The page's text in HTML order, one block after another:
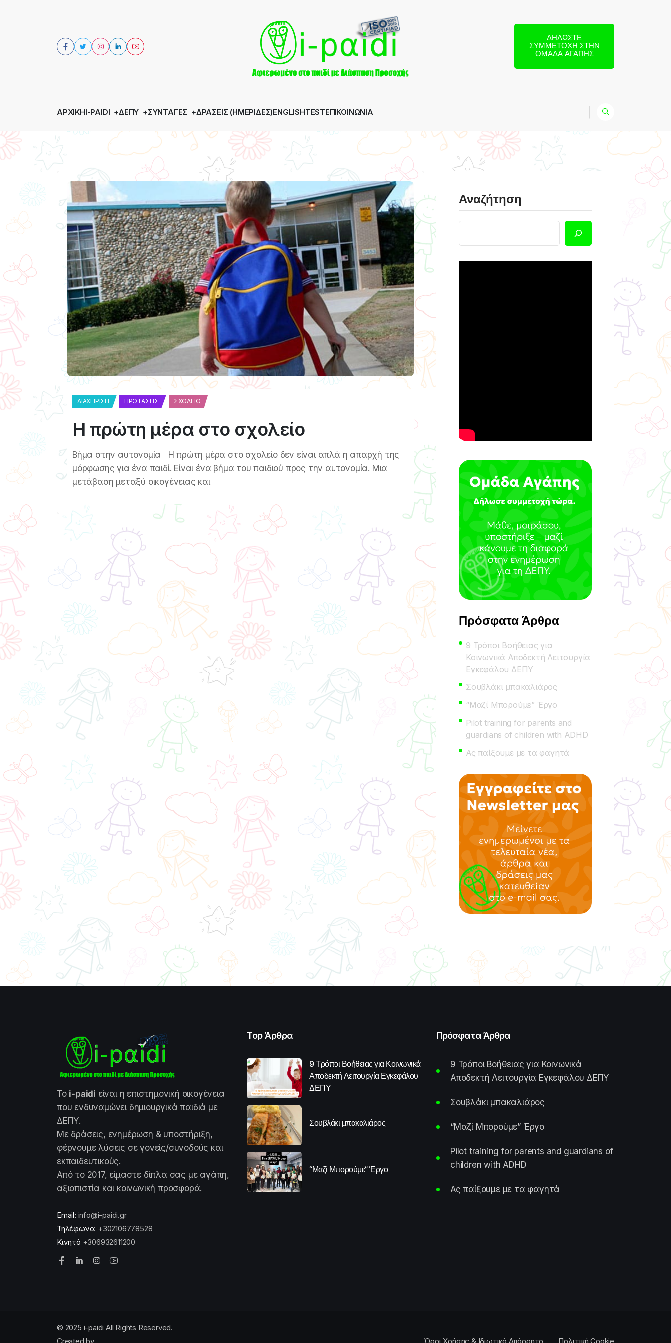
ΔΗΛΏΣΤΕ
ΣΥΜΜΕΤΟΧΉ ΣΤΗΝ
ΟΜΆΔΑ ΑΓΆΠΗΣ
ΑΡΧΙΚΉI-PAIDI ΔΕΠΥ ΣΥΝΤΑΓΈΣ ΔΡΆΣΕΙΣ (ΗΜΕΡΊΔΕΣ)ENGLISHTESTΕΠΙΚΟΙΝΩΝΊΑ
ΔΙΑΧΕΊΡΙΣΗ ΠΡΟΤΆΣΕΙΣ ΣΧΟΛΕΊΟ
Η πρώτη μέρα στο σχολείο
Βήμα στην αυτονομία Η πρώτη μέρα στο σχολείο δεν είναι απλά η απαρχή της
μόρφωσης για ένα παιδί. Είναι ένα βήμα του παιδιού προς την αυτονομία. Μια
μετάβαση μεταξύ οικογένειας και
Αναζήτηση
Πρόσφατα Άρθρα
9 Τρόποι Βοήθειας για
Κοινωνικά Αποδεκτή Λειτουργία
Εγκεφάλου ΔΕΠΥ
Σουβλάκι μπακαλιάρος
“Μαζί Μπορούμε” Έργο
Pilot training for parents and
guardians of children with ADHD
Ας παίξουμε με τα φαγητά
Το i-paidi είναι η επιστημονική οικογένεια
που ενδυναμώνει δημιουργικά παιδιά με
ΔΕΠΥ.
Με δράσεις, ενημέρωση & υποστήριξη,
φέρνουμε λύσεις σε γονείς/συνοδούς και
εκπαιδευτικούς.
Από το 2017, είμαστε δίπλα σας με αγάπη,
αξιοπιστία και κοινωνική προσφορά.
Email: info@i-paidi.gr
Τηλέφωνο: +302106778528
Κινητό +306932611200
Top Άρθρα
9 Τρόποι Βοήθειας για Κοινωνικά
Αποδεκτή Λειτουργία Εγκεφάλου
ΔΕΠΥ
Σουβλάκι μπακαλιάρος
“Μαζί Μπορούμε” Έργο
Πρόσφατα Άρθρα
9 Τρόποι Βοήθειας για Κοινωνικά
Αποδεκτή Λειτουργία Εγκεφάλου ΔΕΠΥ
Σουβλάκι μπακαλιάρος
“Μαζί Μπορούμε” Έργο
Pilot training for parents and guardians of
children with ADHD
Ας παίξουμε με τα φαγητά
© 2025 i-paidi All Rights Reserved.
Created by
Όροι Χρήσης & Ιδιωτικό Απόρρητο Πολιτική Cookie